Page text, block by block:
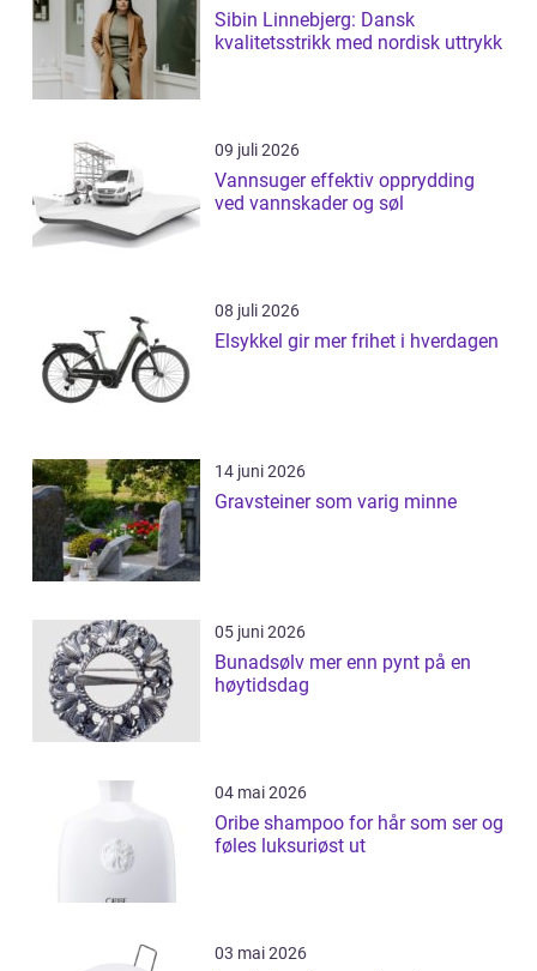
Sibin Linnebjerg: Dansk
kvalitetsstrikk med nordisk uttrykk
09 juli 2026
Vannsuger effektiv opprydding
ved vannskader og søl
08 juli 2026
Elsykkel gir mer frihet i hverdagen
14 juni 2026
Gravsteiner som varig minne
05 juni 2026
Bunadsølv mer enn pynt på en
høytidsdag
04 mai 2026
Oribe shampoo for hår som ser og
føles luksuriøst ut
03 mai 2026